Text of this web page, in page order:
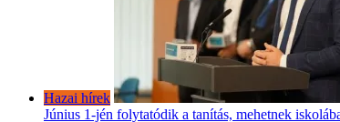
Hazai hírek
Június 1-jén folytatódik a tanítás, mehetnek